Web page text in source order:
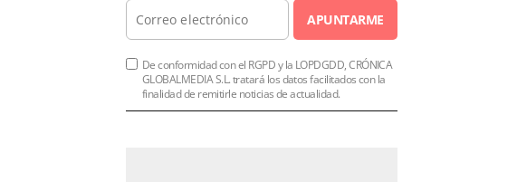
APUNTARME
De conformidad con el RGPD y la LOPDGDD, CRÓNICA
GLOBALMEDIA S.L. tratará los datos facilitados con la
finalidad de remitirle noticias de actualidad.